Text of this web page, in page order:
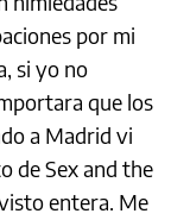
por mi
si yo no
que los
a Madrid vi
de Sex and the
entera. Me